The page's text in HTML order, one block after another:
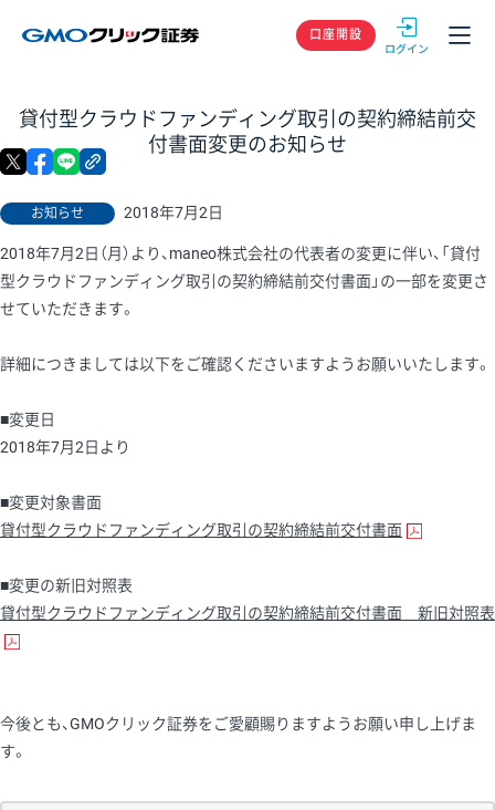
GMOクリック
口座開設
貸付型クラウドファンディング取引の契約締結前交
付書面変更のお知らせ
お知らせ 2018年7月2日
X facebook
2018年7月2日（月）より、maneo株式会社の代表者の変更に伴い、「貸付
型クラウドファンディング取引の契約締結前交付書面」の一部を変更さ
せていただきます。
詳細につきましては以下をご確認くださいますようお願いいたします。
■変更日
2018年7月2日より
■変更対象書面
貸付型クラウドファンディング取引の契約締結前交付書面
■変更の新旧対照表
貸付型クラウドファンディング取引の契約締結前交付書面 新旧対照表
今後とも、GMOクリック証券をご愛顧賜りますようお願い申し上げま
す。